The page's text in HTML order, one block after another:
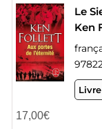
Ken
17,00€